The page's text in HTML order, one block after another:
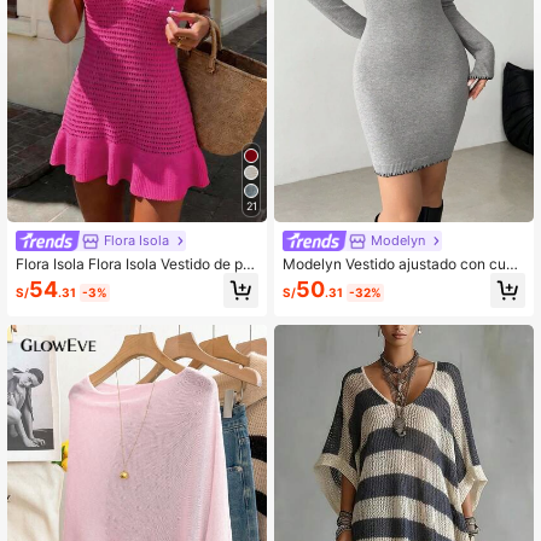
21
Flora Isola
Flora Isola Flora Isola Vestido de pu
nto sin mangas con cuello en V y es
palda descubierta, estilo casual de
S/54.31 -3%
Modelyn
Modelyn Vestido ajustado con cuell
o en U y ribete de contraste, otoño/i
nvierno
S/50.31 -32%